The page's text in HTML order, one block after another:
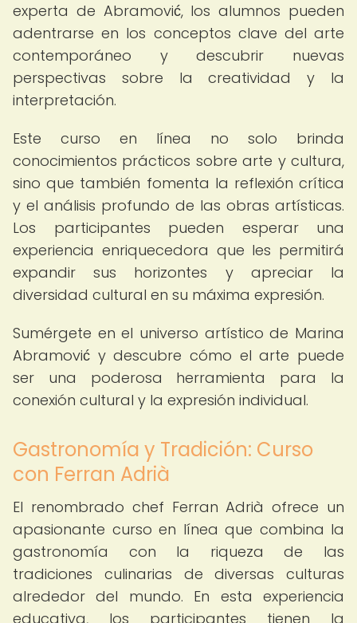
experta de Abramović, los alumnos pueden
adentrarse en los conceptos clave del arte
contemporáneo y descubrir nuevas
perspectivas sobre la creatividad y la
interpretación.
Este curso en línea no solo brinda
conocimientos prácticos sobre arte y cultura,
sino que también fomenta la reflexión crítica
y el análisis profundo de las obras artísticas.
Los participantes pueden esperar una
experiencia enriquecedora que les permitirá
expandir sus horizontes y apreciar la
diversidad cultural en su máxima expresión.
Sumérgete en el universo artístico de Marina
Abramović y descubre cómo el arte puede
ser una poderosa herramienta para la
conexión cultural y la expresión individual.
Gastronomía y Tradición: Curso
con Ferran Adrià
El renombrado chef Ferran Adrià ofrece un
apasionante curso en línea que combina la
gastronomía con la riqueza de las
tradiciones culinarias de diversas culturas
alrededor del mundo. En esta experiencia
educativa, los participantes tienen la